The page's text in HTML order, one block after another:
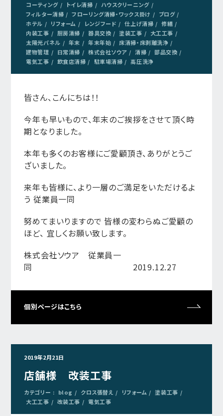
コーティング
トイレ清掃
ハウスクリーニング
フィルター清掃
フローリング清掃・ワックス掛け
ブログ
ホテル
リフォーム レンジフード 仕上げ清掃
修繕
内装工事
厨房清掃 器具交換 塗装工事
大工工事
太陽光パネル
年末 年末年始
床清掃・床剥離洗浄
建物管理
日常清掃 株式会社ソウア 清掃
部品交換
電気工事
飲食店清掃 駐車場清掃 高圧洗浄
皆さん、こんにちは！！
今年も早いもので、年末のご挨拶をさせて頂く時
期となりました。
本年も多くのお客様にご愛顧頂き、ありがとうご
ざいました。
来年も皆様に、より一層のご満足をいただけるよ
う 従業員一同
努めてまいりますので 皆様の変わらぬご愛顧の
ほど、 宜しくお願い致します。
株式会社ソウア 従業員一
同 2019.12.27
個別ページはこちら
2019年2月21日
店舗様 改装工事
カテゴリー : blog クロス張替え リフォーム
塗装工事
大工工事
改装工事 電気工事